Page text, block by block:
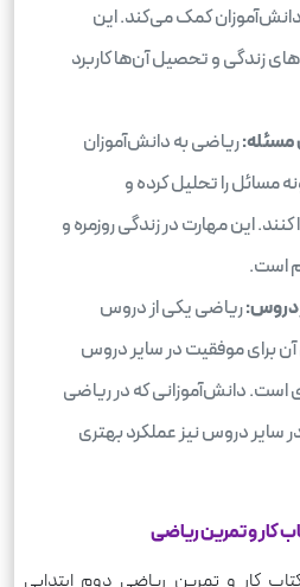
کمک می‌کند. این
زندگی و تحصیل آن‌ها کاربرد
ریاضی به دانش‌آموزان
را تحلیل کرده و
این مهارت در زندگی روزمره و
است.
دروس:ریاضی یکی از دروس
آن برای موفقیت در سایر دروس
دانش‌آموزانی که در ریاضی
سایر دروس نیز عملکرد بهتری
کار و تمرین ریاضی
کار و تمرین ریاضی دوم ابتدایی